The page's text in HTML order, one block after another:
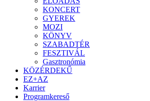
KONCERT
GYEREK
MOZI
KÖNYV
SZABADTÉR
FESZTIVÁL
Gasztronómia
KÖZÉRDEKŰ
EZ+AZ
Karrier
Programkereső